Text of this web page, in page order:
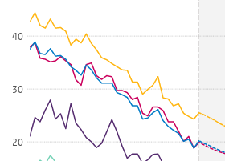
De grafiek heeft 1 X-as die categories
De grafiek heeft 1 Y-as die Percentage
20
30
40